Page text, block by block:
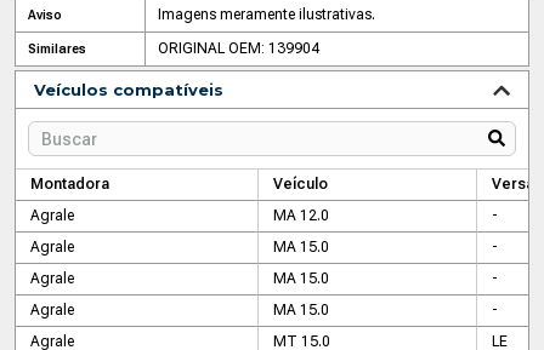
Aviso Imagens meramente ilustrativas.
Similares ORIGINAL OEM: 139904
Veículos compatíveis
Montadora Veículo
Versão
Agrale
MA 12.0
-
Agrale
MA 15.0
-
Agrale
MA 15.0
-
Agrale
MA 15.0
-
Agrale
MT 15.0
LE